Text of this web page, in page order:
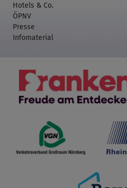
Hotels & Co.
ÖPNV
Presse
Infomaterial